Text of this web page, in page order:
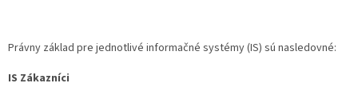
Právny základ pre jednotlivé informačné systémy (IS) sú nasledovné:
IS Zákazníci